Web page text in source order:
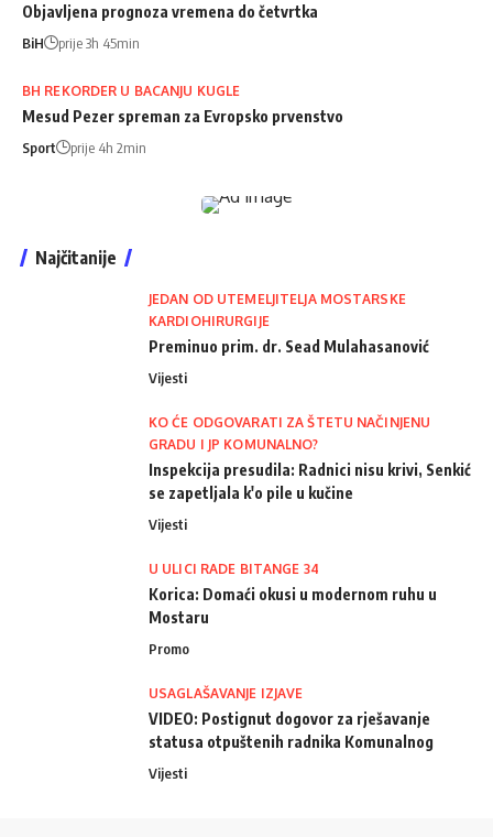
Objavljena prognoza vremena do četvrtka
BiH prije 3h 45min
BH REKORDER U BACANJU KUGLE
Mesud Pezer spreman za Evropsko prvenstvo
Sport prije 4h 2min
Najčitanije
JEDAN OD UTEMELJITELJA MOSTARSKE
KARDIOHIRURGIJE
Preminuo prim. dr. Sead Mulahasanović
Vijesti
KO ĆE ODGOVARATI ZA ŠTETU NAČINJENU
GRADU I JP KOMUNALNO?
Inspekcija presudila: Radnici nisu krivi, Senkić
se zapetljala k'o pile u kučine
Vijesti
U ULICI RADE BITANGE 34
Korica: Domaći okusi u modernom ruhu u
Mostaru
Promo
USAGLAŠAVANJE IZJAVE
VIDEO: Postignut dogovor za rješavanje
statusa otpuštenih radnika Komunalnog
Vijesti